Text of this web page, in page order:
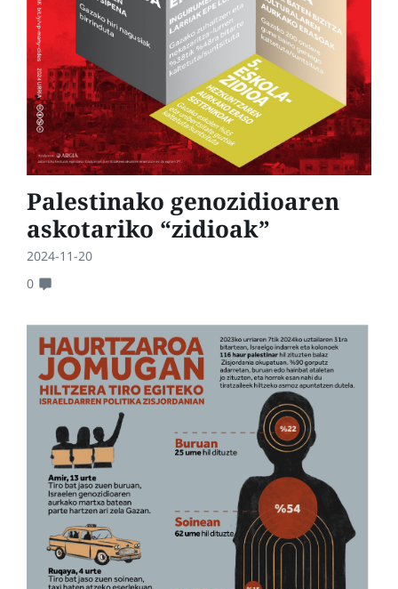
Palestinako genozidioaren
askotariko “zidioak”
2024-11-20
0